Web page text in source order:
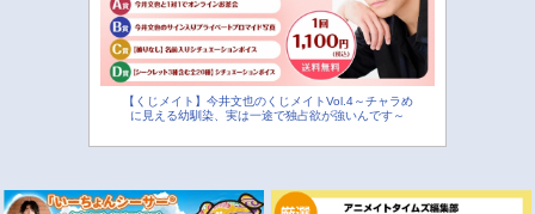
【くじメイト】今井文也のくじメイトVol.4～チャラめ
に見える幼馴染、実は一途で独占欲が強いんです～